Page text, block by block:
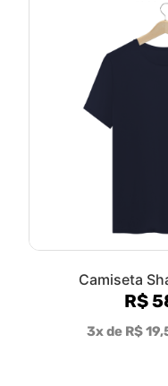
Camiseta
R$
3x de R$